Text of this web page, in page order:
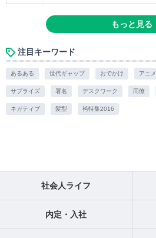
もっと見る
注目キーワード
あるある 世代ギャップ おでかけ アニメ
サプライズ 署名 デスクワーク 同僚
ネガティブ 髪型 袴特集2016
社会人ライフ
内定・入社